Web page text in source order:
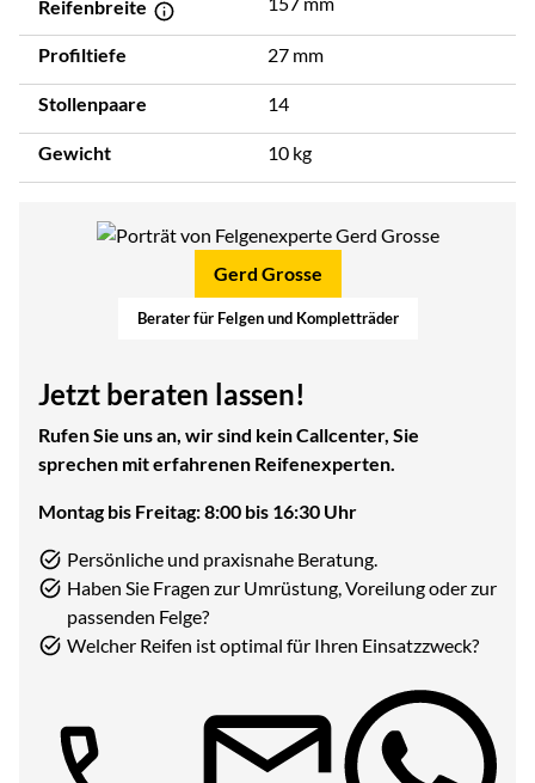
Reifenbreite
Profiltiefe 27 mm
Stollenpaare 14
Gewicht 10 kg
Gerd Grosse
Berater für Felgen und Kompletträder
Jetzt beraten lassen!
Rufen Sie uns an, wir sind kein Callcenter, Sie
sprechen mit erfahrenen Reifenexperten.
Montag bis Freitag: 8:00 bis 16:30 Uhr
Persönliche und praxisnahe Beratung.
Haben Sie Fragen zur Umrüstung, Voreilung oder zur
passenden Felge?
Welcher Reifen ist optimal für Ihren Einsatzzweck?